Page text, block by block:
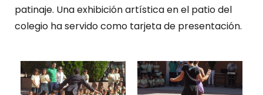
patinaje. Una exhibición artística en el patio del
colegio ha servido como tarjeta de presentación.